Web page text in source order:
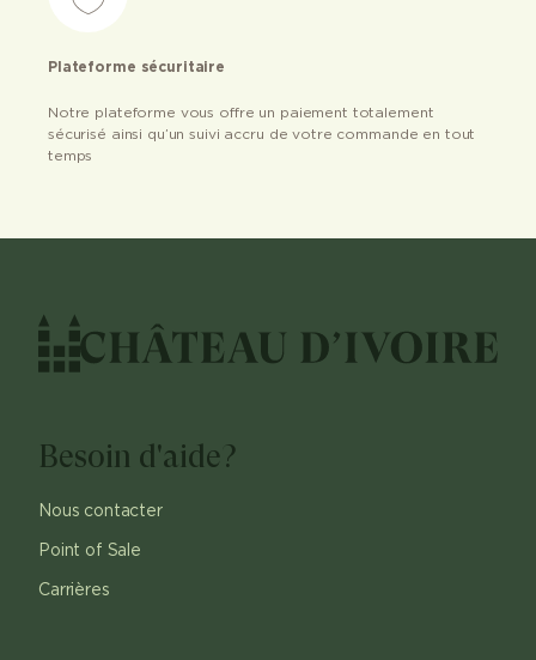
Plateforme sécuritaire
Notre plateforme vous offre un paiement totalement
sécurisé ainsi qu’un suivi accru de votre commande en tout
temps
Besoin d'aide?
Nous contacter
Point of Sale
Carrières